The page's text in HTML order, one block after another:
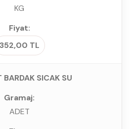
KG
352,00 TL
BARDAK SICAK SU
ADET